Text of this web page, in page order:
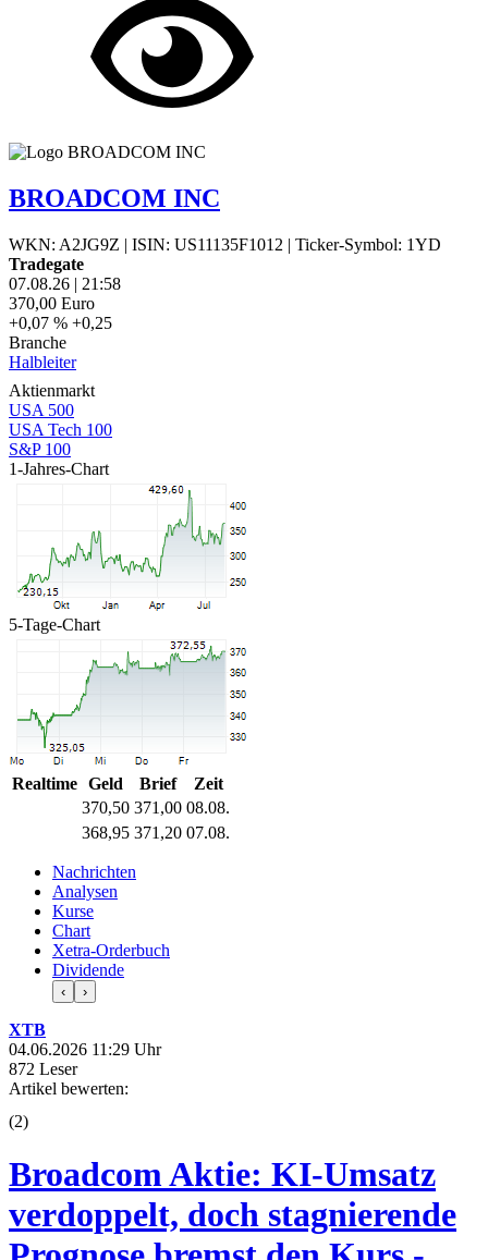
BROADCOM INC
WKN: A2JG9Z | ISIN: US11135F1012 | Ticker-Symbol: 1YD
Tradegate
07.08.26 | 21:58
370,00 Euro
+0,07 % +0,25
Branche
Halbleiter
Aktienmarkt
USA 500
USA Tech 100
S&P 100
1-Jahres-Chart
5-Tage-Chart
Realtime Geld Brief
Zeit
370,50 371,00 08.08.
368,95 371,20 07.08.
Nachrichten
Analysen
Kurse
Chart
Xetra-Orderbuch
Dividende
‹ ›
XTB
04.06.2026 11:29 Uhr
872 Leser
Artikel bewerten:
(2)
Broadcom Aktie: KI-Umsatz
verdoppelt, doch stagnierende